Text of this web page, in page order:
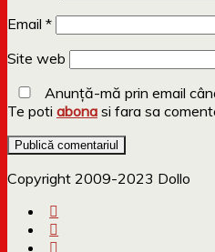
Email *
Site web
Anunță-mă prin email
Te poti abona si fara sa
Copyright 2009-2023 Dollo